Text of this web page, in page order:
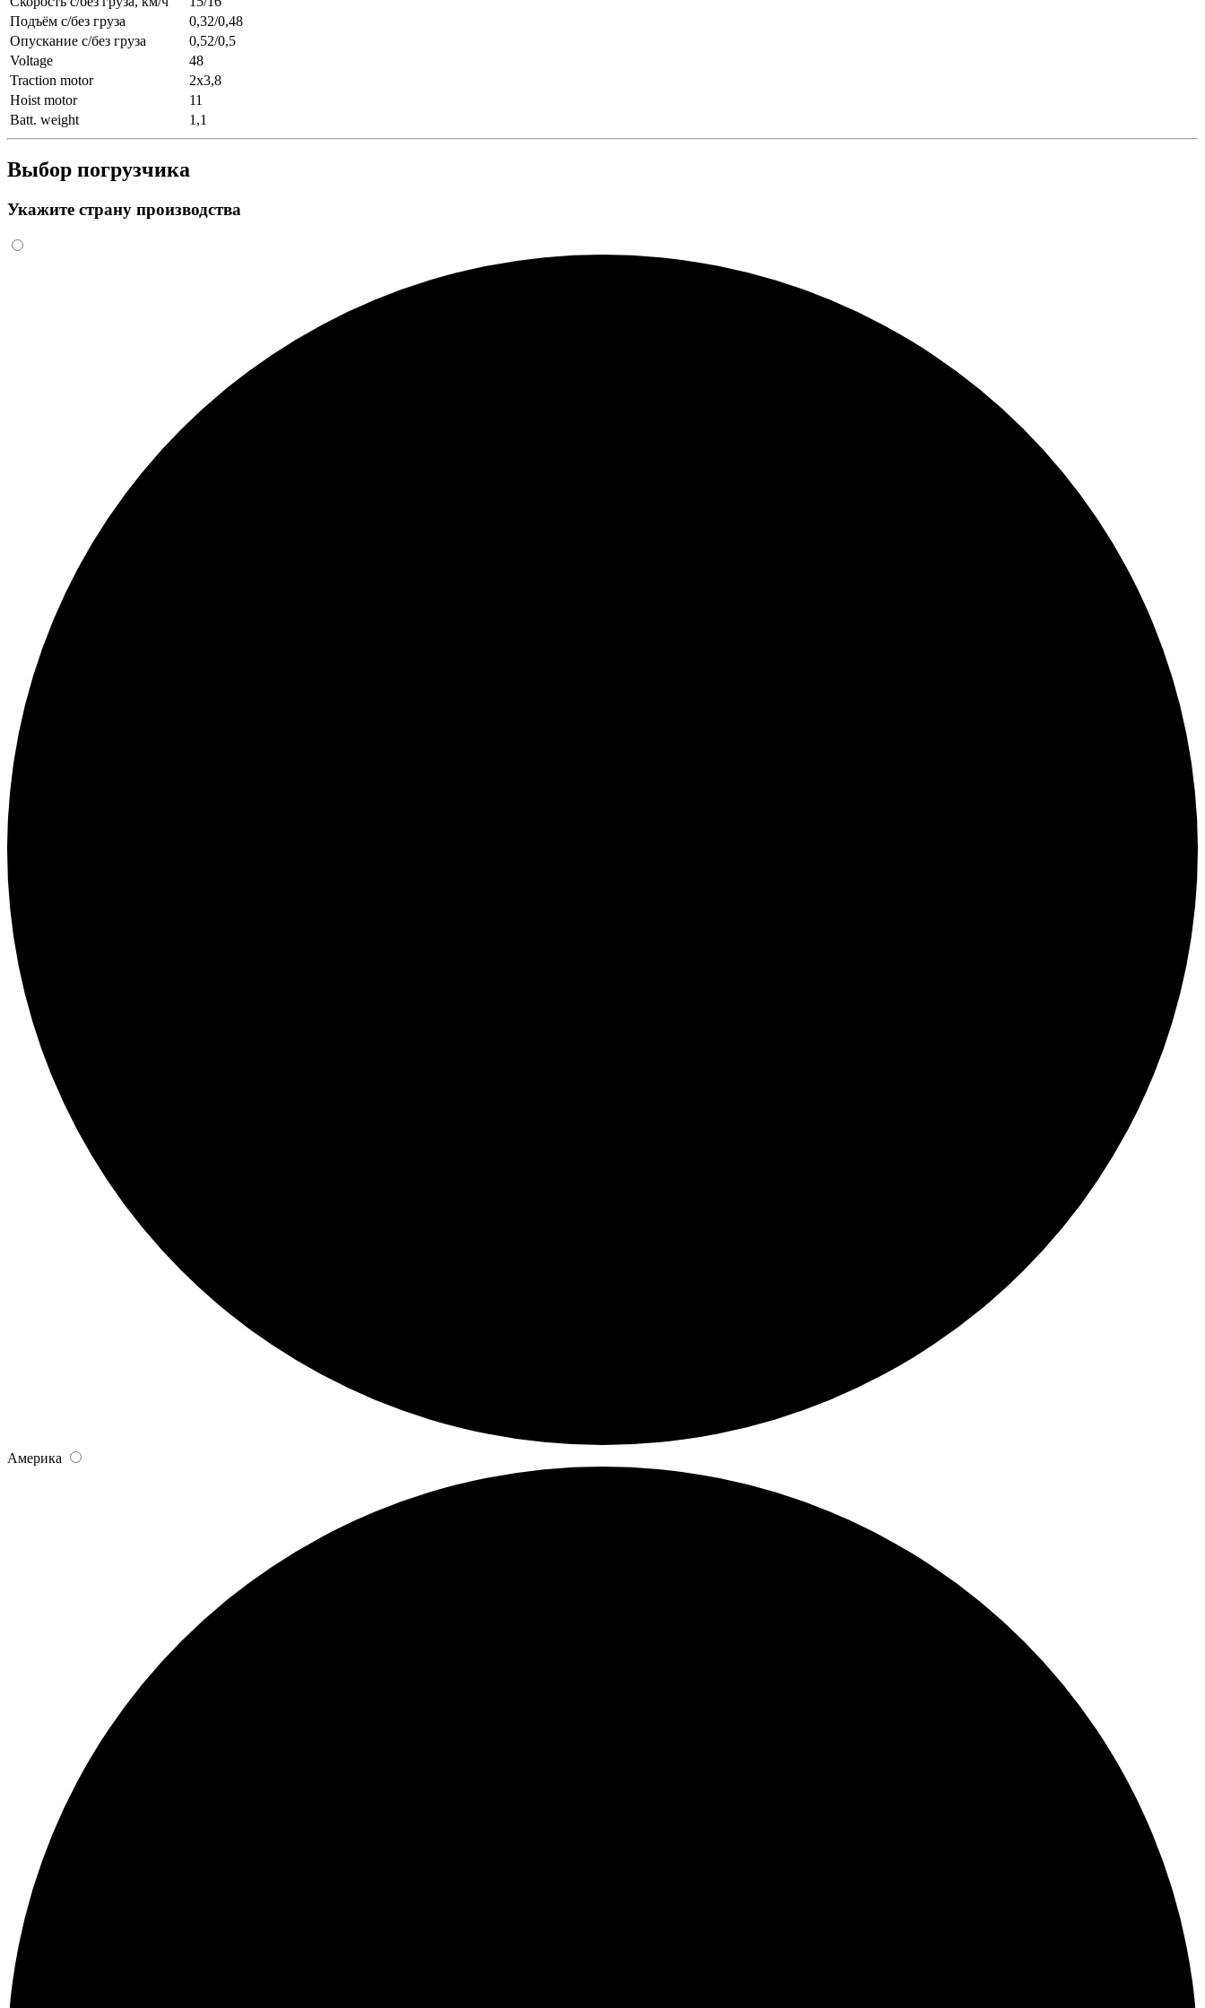
Подъём с/без груза
0,32/0,48
Опускание с/без груза
0,52/0,5
Voltage
48
Traction motor
2x3,8
Hoist motor
11
Batt. weight
1,1
Выбор погрузчика
Укажите страну производства
Америка